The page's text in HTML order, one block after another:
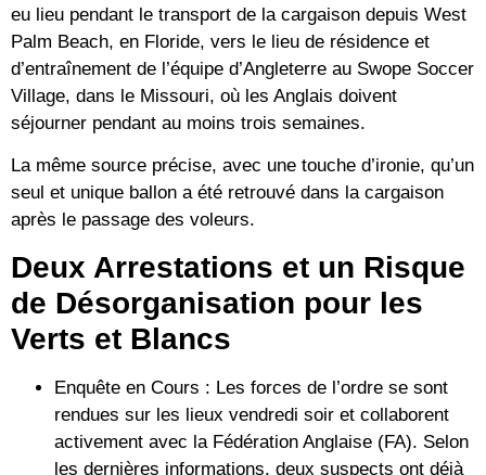
eu lieu pendant le transport de la cargaison depuis West
Palm Beach, en Floride, vers le lieu de résidence et
d’entraînement de l’équipe d’Angleterre au Swope Soccer
Village, dans le Missouri, où les Anglais doivent
séjourner pendant au moins trois semaines.
La même source précise, avec une touche d’ironie, qu’un
seul et unique ballon a été retrouvé dans la cargaison
après le passage des voleurs.
Deux Arrestations et un Risque
de Désorganisation pour les
Verts et Blancs
Enquête en Cours : Les forces de l’ordre se sont
rendues sur les lieux vendredi soir et collaborent
activement avec la Fédération Anglaise (FA). Selon
les dernières informations, deux suspects ont déjà